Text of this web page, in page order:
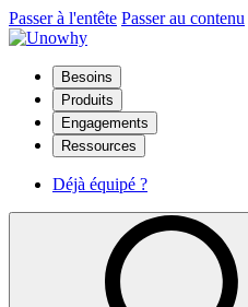
Passer à l'entête Passer au contenu
Besoins
Produits
Engagements
Ressources
Déjà équipé ?